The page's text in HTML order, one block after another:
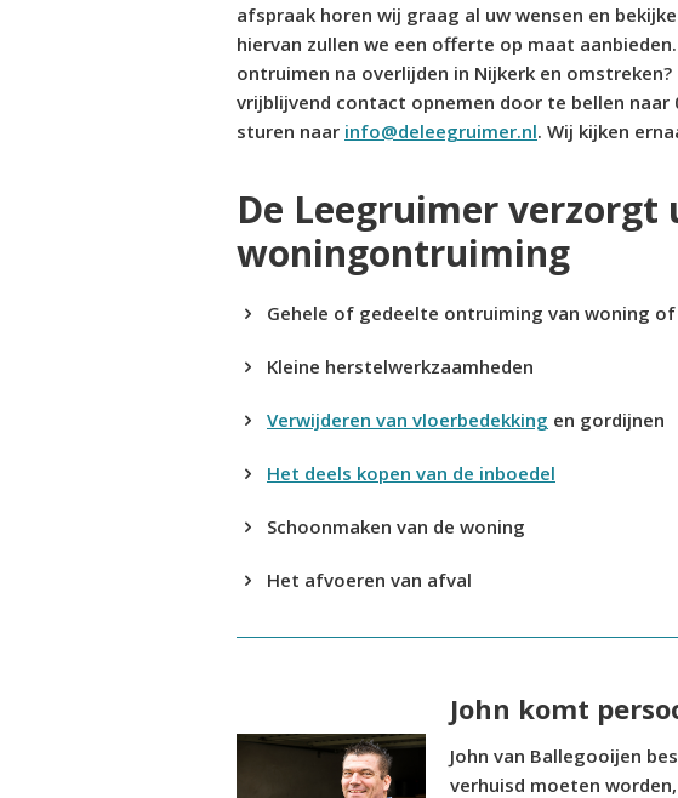
afspraak horen wij graag al uw wensen en
hiervan zullen we een offerte op maat
ontruimen na overlijden in Nijkerk en
vrijblijvend contact opnemen door te bellen
sturen naar info@deleegruimer.nl. Wij kijken
De Leegruimer verzorgt
woningontruiming
Gehele of gedeelte ontruiming van woning
Kleine herstelwerkzaamheden
Verwijderen van vloerbedekking en gordijnen
Het deels kopen van de inboedel
Schoonmaken van de woning
Het afvoeren van afval
John komt
John van Ballegooijen
verhuisd moeten